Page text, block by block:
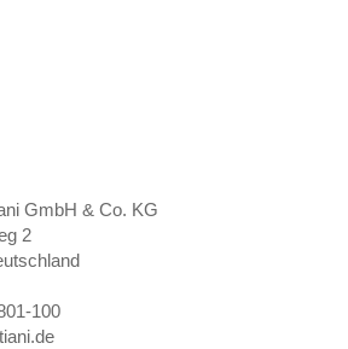
GmbH & Co. KG
2
100